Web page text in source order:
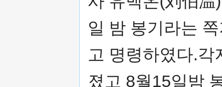
일 밤 봉기라는
고 명령하였다.
졌고 8월15일밤